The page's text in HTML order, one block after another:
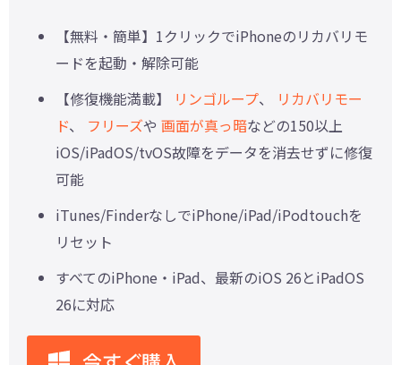
【無料・簡単】1クリックでiPhoneのリカバリモ
ードを起動・解除可能
【修復機能満載】
リンゴループ、
リカバリモー
ド、 フリーズや 画面が真っ暗などの150以上
iOS/iPadOS/tvOS故障をデータを消去せずに修復
可能
iTunes/FinderなしでiPhone/iPad/iPodtouchを
リセット
すべてのiPhone・iPad、最新のiOS 26とiPadOS
26に対応